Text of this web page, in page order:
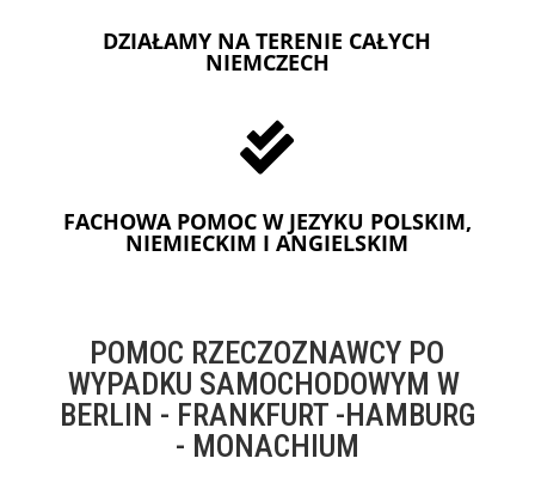
DZIAŁAMY NA TERENIE CAŁYCH
NIEMCZECH

FACHOWA POMOC W JEZYKU POLSKIM,
NIEMIECKIM I ANGIELSKIM
POMOC RZECZOZNAWCY PO
WYPADKU SAMOCHODOWYM W
BERLIN - FRANKFURT -HAMBURG
- MONACHIUM